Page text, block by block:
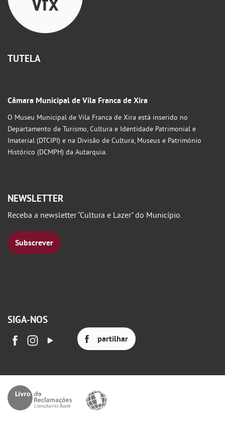
TUTELA
Câmara Municipal de Vila Franca de Xira
O Museu Municipal de Vila Franca de Xira está inserido no
Departamento de Turismo, Cultura e Identidade Patrimonial e
Imaterial (DTCIPI) e na Divisão de Cultura, Museus e Património
Histórico (DCMPH) da Autarquia.
NEWSLETTER
Receba a newsletter “Cultura e Lazer" do Município.
Subscrever
SIGA-NOS
partilhar